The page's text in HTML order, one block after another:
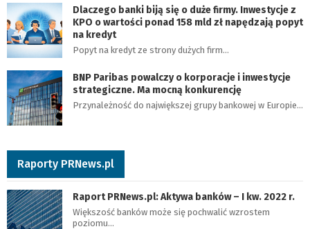
Dlaczego banki biją się o duże firmy. Inwestycje z
KPO o wartości ponad 158 mld zł napędzają popyt
na kredyt
Popyt na kredyt ze strony dużych firm…
BNP Paribas powalczy o korporacje i inwestycje
strategiczne. Ma mocną konkurencję
Przynależność do największej grupy bankowej w Europie…
Raporty PRNews.pl
Raport PRNews.pl: Aktywa banków – I kw. 2022 r.
Większość banków może się pochwalić wzrostem
poziomu…